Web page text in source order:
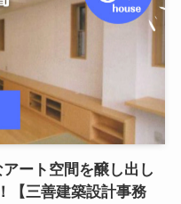
ート空間を醸し出し
【三善建築設計事務